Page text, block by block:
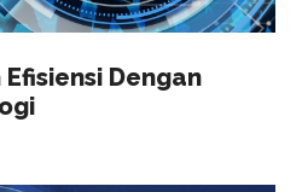
Dengan